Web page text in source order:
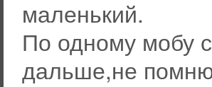
маленький.
По одному мобу
дальше,не помню